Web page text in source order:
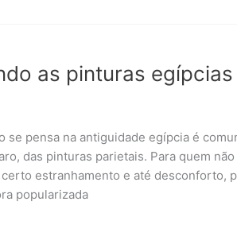
as pinturas egípcias
se pensa na antiguidade egípcia é
das pinturas parietais. Para quem
estranhamento e até desconforto,
popularizada